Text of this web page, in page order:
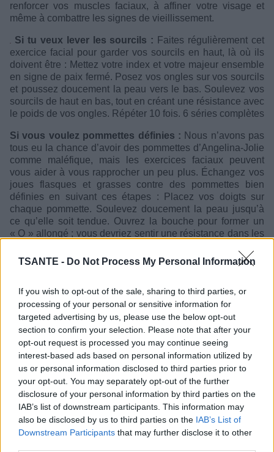
TSANTE - Do Not Process My Personal Information
If you wish to opt-out of the sale, sharing to third parties, or
processing of your personal or sensitive information for
targeted advertising by us, please use the below opt-out
section to confirm your selection. Please note that after your
opt-out request is processed you may continue seeing
interest-based ads based on personal information utilized by
us or personal information disclosed to third parties prior to
your opt-out. You may separately opt-out of the further
disclosure of your personal information by third parties on the
IAB’s list of downstream participants. This information may
also be disclosed by us to third parties on the IAB’s List of
Downstream Participants that may further disclose it to other
renforcer vos muscles faciaux, à affiner votre visage et
même à combattre les signes de vieillissement.
Si tu veux lever les sourcils : Faites régulièrement cet
exercice facial pour garder vos sourcils en haut, là où ils
doivent être : Mettez votre index et votre majeur ensemble
en signe de paix fermé. Posez vos ongles sur vos sourcils
et poussez doucement la peau vers le bas. Soulevez vos
sourcils de haut en bas, tout en créant une résistance avec
le poids de vos ongles. Répéter 10 fois. 6 séries complètes
Si vous voulez pommettes définies : Nous n’avons pas
tous eu la chance d’avoir des pommettes d’Angelina-Jolie
comme maléfique, mais les exercices faciaux peuvent
vous aider à vous rapprocher un peu plus. Échangez vos
joues flasques et grasses contre des pommettes bien
définies en suivant ces étapes : Placez vos doigts sur
chaque pommette. Soulevez doucement la peau jusqu’à
ce qu’elle soit tendue. Ouvrez la bouche pour former un
« O » allongé ; vous devriez sentir une résistance dans les
5 secondes. Compléter 10 à 15 séries